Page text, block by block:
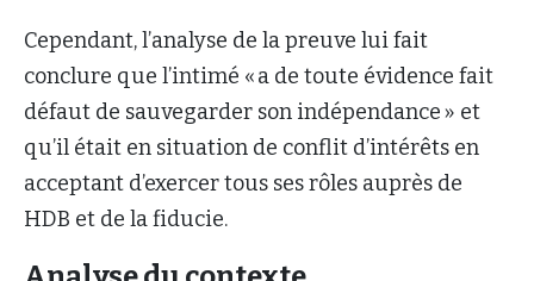
Cependant, l’analyse de la preuve lui fait
conclure que l’intimé « a de toute évidence fait
défaut de sauvegarder son indépendance » et
qu’il était en situation de conflit d’intérêts en
acceptant d’exercer tous ses rôles auprès de
HDB et de la fiducie.